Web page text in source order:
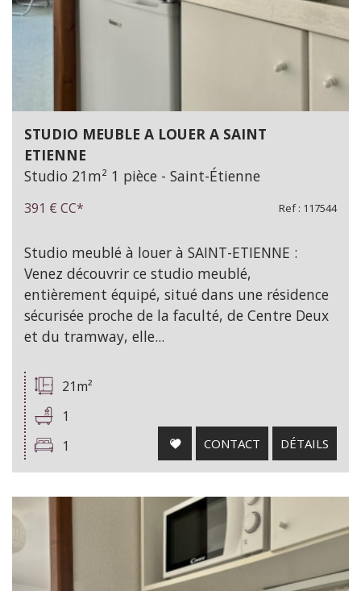
STUDIO MEUBLE A LOUER A SAINT
ETIENNE
Studio 21m² 1 pièce - Saint-Étienne
391 € CC* Ref : 117544
Studio meublé à louer à SAINT-ETIENNE :
Venez découvrir ce studio meublé,
entièrement équipé, situé dans une résidence
sécurisée proche de la faculté, de Centre Deux
et du tramway, elle...
21m²
1
1
CONTACT DÉTAILS